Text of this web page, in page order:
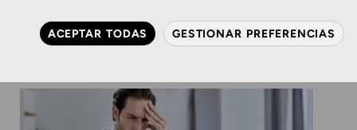
14 DE ABRIL DE 2025
0 COMENTARIOS
ACEPTAR TODAS GESTIONAR PREFERENCIAS